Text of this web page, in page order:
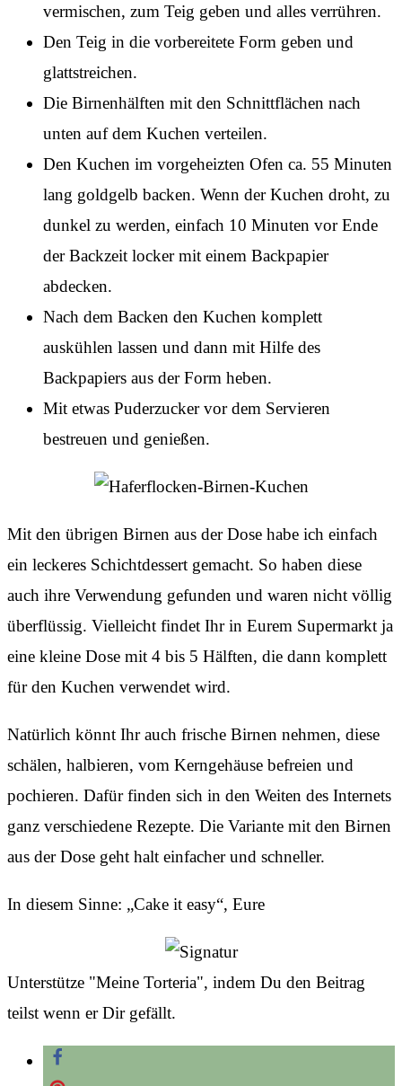
vermischen, zum Teig geben und alles verrühren.
Den Teig in die vorbereitete Form geben und
glattstreichen.
Die Birnenhälften mit den Schnittflächen nach
unten auf dem Kuchen verteilen.
Den Kuchen im vorgeheizten Ofen ca. 55 Minuten
lang goldgelb backen. Wenn der Kuchen droht, zu
dunkel zu werden, einfach 10 Minuten vor Ende
der Backzeit locker mit einem Backpapier
abdecken.
Nach dem Backen den Kuchen komplett
auskühlen lassen und dann mit Hilfe des
Backpapiers aus der Form heben.
Mit etwas Puderzucker vor dem Servieren
bestreuen und genießen.
Mit den übrigen Birnen aus der Dose habe ich einfach
ein leckeres Schichtdessert gemacht. So haben diese
auch ihre Verwendung gefunden und waren nicht völlig
überflüssig. Vielleicht findet Ihr in Eurem Supermarkt ja
eine kleine Dose mit 4 bis 5 Hälften, die dann komplett
für den Kuchen verwendet wird.
Natürlich könnt Ihr auch frische Birnen nehmen, diese
schälen, halbieren, vom Kerngehäuse befreien und
pochieren. Dafür finden sich in den Weiten des Internets
ganz verschiedene Rezepte. Die Variante mit den Birnen
aus der Dose geht halt einfacher und schneller.
In diesem Sinne: „Cake it easy“, Eure
Unterstütze "Meine Torteria", indem Du den Beitrag
teilst wenn er Dir gefällt.